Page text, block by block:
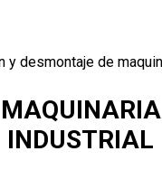
MAQUINARIA
INDUSTRIAL